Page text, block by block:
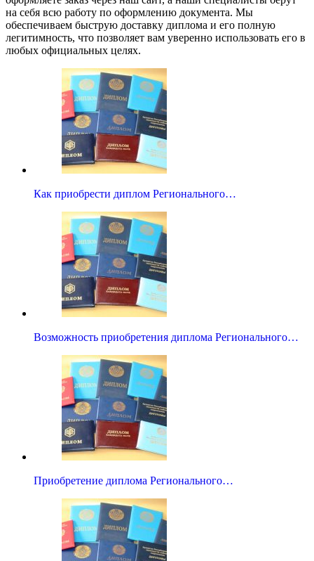
на себя всю работу по оформлению документа. Мы
обеспечиваем быструю доставку диплома и его полную
легитимность, что позволяет вам уверенно использовать его в
любых официальных целях.
Как приобрести диплом Регионального…
Возможность приобретения диплома Регионального…
Приобретение диплома Регионального…